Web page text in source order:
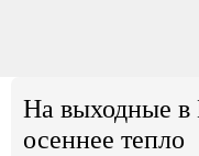
На выходные в
осеннее тепло